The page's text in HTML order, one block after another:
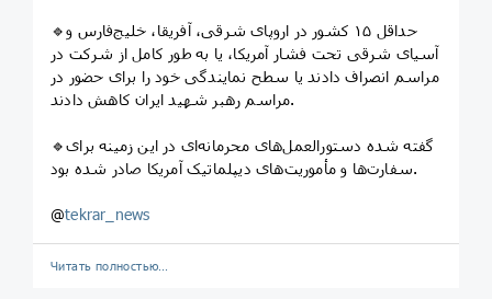
🔹حداقل ۱۵ کشور در اروپای شرقی، آفریقا، خلیج‌فارس و
آسیای شرقی تحت فشار آمریکا، یا به طور کامل از شرکت در
مراسم انصراف دادند یا سطح نمایندگی خود را برای حضور در
مراسم رهبر شهید ایران کاهش دادند.
🔹گفته شده دستورالعمل‌های محرمانه‌ای در این زمینه برای
سفارت‌ها و مأموریت‌های دیپلماتیک آمریکا صادر شده بود.
@tekrar_news
Читать полностью…